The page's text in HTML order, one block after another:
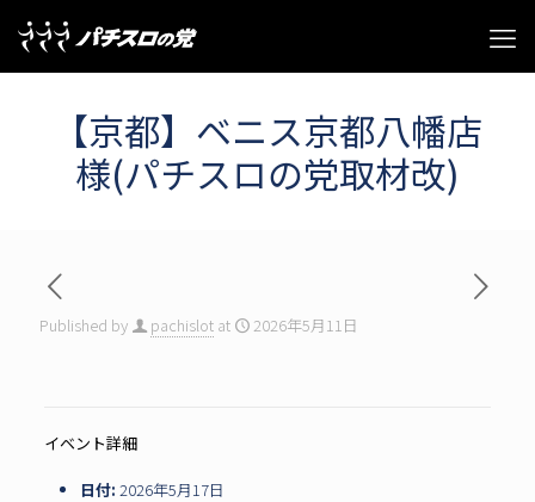
【京都】ベニス京都八幡店
様(パチスロの党取材改)
Published by pachislot at 2026年5月11日
イベント詳細
日付: 2026年5月17日